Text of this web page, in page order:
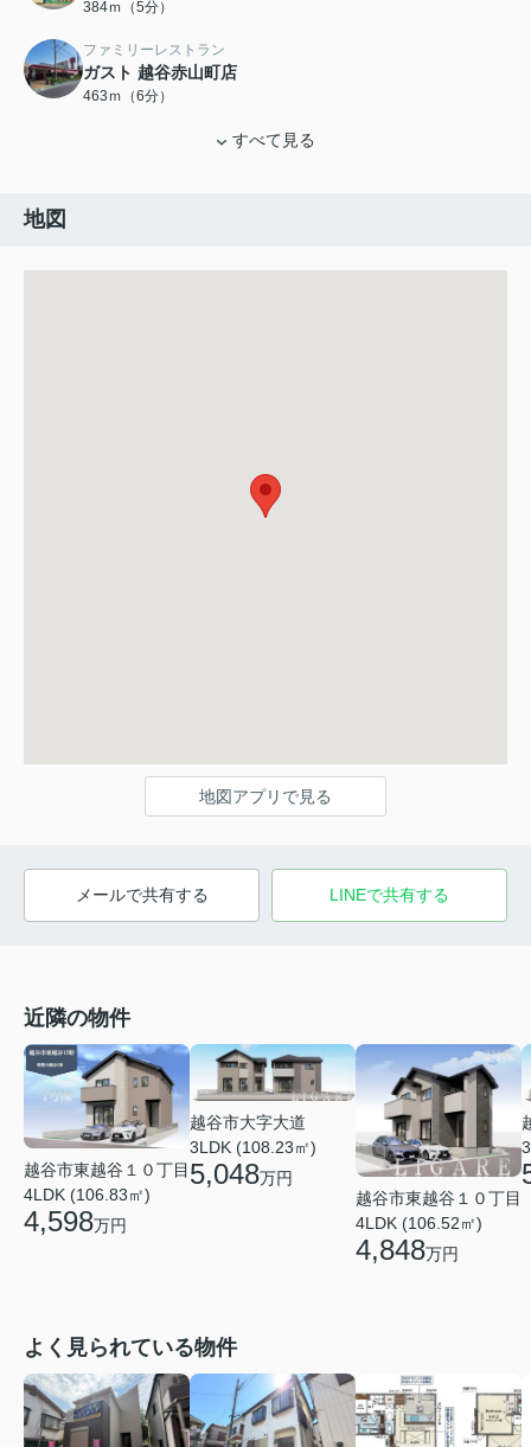
384ｍ（5分）
ファミリーレストラン
ガスト 越谷赤山町店
463ｍ（6分）
すべて見る
地図
地図アプリで見る
メールで共有する LINEで共有する
近隣の物件
越谷市東越谷１０丁目
4LDK (106.83㎡)
4,598万円
越谷市大字大道
3LDK (108.23㎡)
5,048万円
越谷市東越谷１０丁目
4LDK (106.52㎡)
4,848万円
よく見られている物件